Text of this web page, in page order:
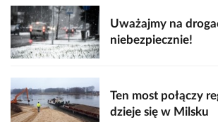
Uważajmy na
niebezpiecznie!
Ten most połączy
dzieje się w Milsku